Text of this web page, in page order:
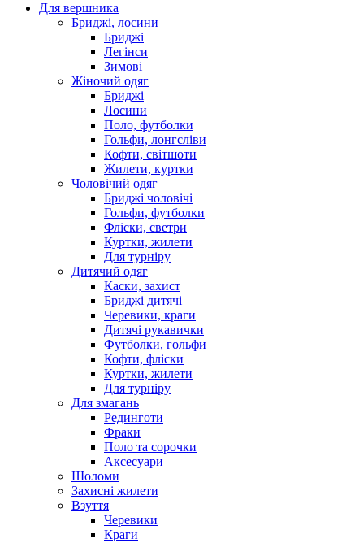
Для вершника
Бриджі, лосини
Бриджі
Легінси
Зимові
Жіночий одяг
Бриджі
Лосини
Поло, футболки
Гольфи, лонгсліви
Кофти, світшоти
Жилети, куртки
Чоловічий одяг
Бриджі чоловічі
Гольфи, футболки
Фліски, светри
Куртки, жилети
Для турніру
Дитячий одяг
Каски, захист
Бриджі дитячі
Черевики, краги
Дитячі рукавички
Футболки, гольфи
Кофти, фліски
Куртки, жилети
Для турніру
Для змагань
Рединготи
Фраки
Поло та сорочки
Аксесуари
Шоломи
Захисні жилети
Взуття
Черевики
Краги